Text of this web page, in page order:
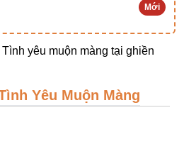
Mới
yêu muộn màng tại ghiền
Yêu Muộn Màng